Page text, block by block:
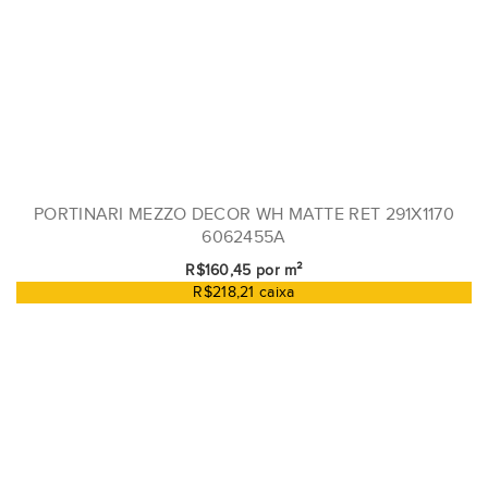
PORTINARI MEZZO DECOR WH MATTE RET 291X1170
6062455A
R$160,45 por m²
R$218,21 caixa